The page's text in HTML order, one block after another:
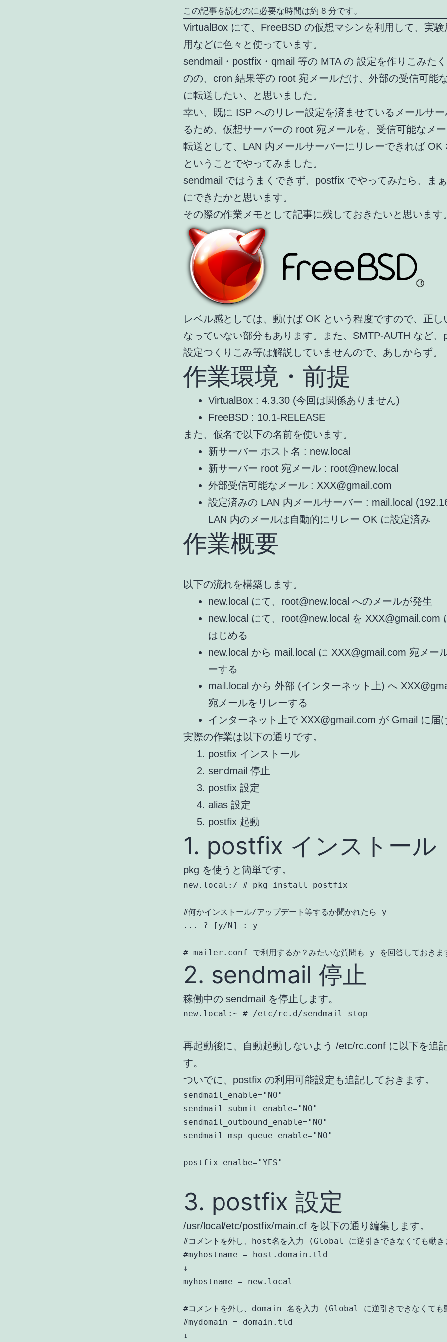
この記事を読むのに必要な時間は約 8 分です。
VirtualBox にて、FreeBSD の仮想マシンを利用して、実験
用などに色々と使っています。
sendmail・postfix・qmail 等の MTA の 設定を作りこみた
のの、cron 結果等の root 宛メールだけ、外部の受信可能
に転送したい、と思いました。
幸い、既に ISP へのリレー設定を済ませているメールサー
るため、仮想サーバーの root 宛メールを、受信可能なメ
転送として、LAN 内メールサーバーにリレーできれば OK
ということでやってみました。
sendmail ではうまくできず、postfix でやってみたら、ま
にできたかと思います。
その際の作業メモとして記事に残しておきたいと思います。
レベル感としては、動けば OK という程度ですので、正し
なっていない部分もあります。また、SMTP-AUTH など、
設定つくりこみ等は解説していませんので、あしからず。
作業環境・前提
VirtualBox : 4.3.30 (今回は関係ありません)
FreeBSD : 10.1-RELEASE
また、仮名で以下の名前を使います。
新サーバー ホスト名 : new.local
新サーバー root 宛メール : root@new.local
外部受信可能なメール : XXX@gmail.com
設定済みの LAN 内メールサーバー : mail.local
LAN 内のメールは自動的にリレー OK に設定済み
作業概要
以下の流れを構築します。
new.local にて、root@new.local へのメールが発生
new.local にて、root@new.local を XXX@gmail.com
はじめる
new.local から mail.local に XXX@gmail.com 宛メー
ーする
mail.local から 外部 (インターネット上) へ
宛メールをリレーする
インターネット上で XXX@gmail.com が Gmail に届
実際の作業は以下の通りです。
postfix インストール
sendmail 停止
postfix 設定
alias 設定
postfix 起動
1. postfix インストール
pkg を使うと簡単です。
new.local:/ # pkg install postfix
#何かインストール/アップデート等するか聞かれたら y
... ? [y/N] : y
# mailer.conf で利用するか？みたいな質問も y を回答しておきま
2. sendmail 停止
稼働中の sendmail を停止します。
new.local:~ # /etc/rc.d/sendmail stop
再起動後に、自動起動しないよう /etc/rc.conf に以下を追
す。
ついでに、postfix の利用可能設定も追記しておきます。
sendmail_enable="NO"
sendmail_submit_enable="NO"
sendmail_outbound_enable="NO"
sendmail_msp_queue_enable="NO"
3. postfix 設定
/usr/local/etc/postfix/main.cf を以下の通り編集します。
#コメントを外し、host名を入力 (Global に逆引きできなくても動き
#myhostname = host.domain.tld
↓
myhostname = new.local
#コメントを外し、domain 名を入力 (Global に逆引きできなくても
#mydomain = domain.tld
↓